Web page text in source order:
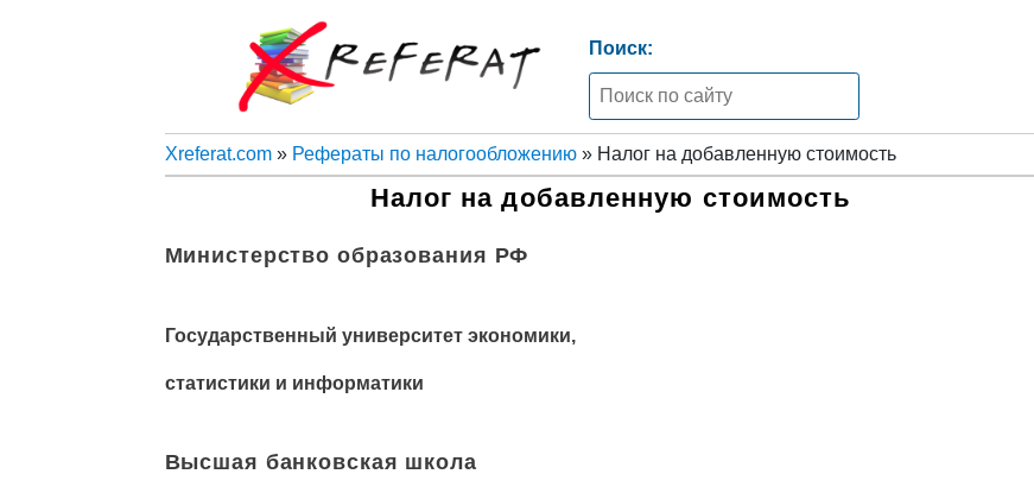
Поиск:
Xreferat.com» Рефераты по налогообложению» Налог на добавленную стоимость
Налог на добавленную стоимость
Министерство образования РФ
Государственный университет экономики,
статистики и информатики
Высшая банковская школа